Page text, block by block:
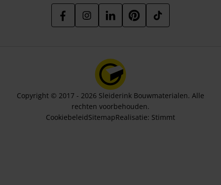
Copyright © 2017 - 2026 Sleiderink Bouwmaterialen. Alle
rechten voorbehouden.
CookiebeleidSitemapRealisatie: Stimmt